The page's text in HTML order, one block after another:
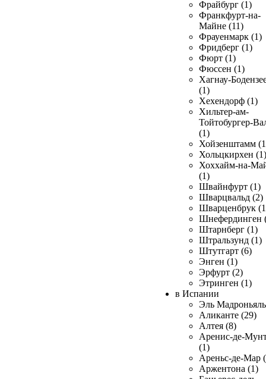
Фрайбург (1)
Франкфурт-на-
Майне (11)
Фрауенмарк (1)
Фридберг (1)
Фюрт (1)
Фюссен (1)
Хагнау-
(1)
Хехендорф (1)
Хильтер-ам-
Тойтобургер-
(1)
Хойзенштамм
Хольцкирхен (1)
Хоххайм-на-
(1)
Швайнфурт (1)
Шварцвальд (2)
Шварценбрук
Шнефердинген
Штарнберг (1)
Штральзунд (1)
Штутгарт (6)
Энген (1)
Эрфурт (2)
Этринген (1)
в Испании
Эль
Аликанте (29)
Алтея (8)
Аренис-де-
(1)
Ареньс-де-Мар
Аржентона (1)